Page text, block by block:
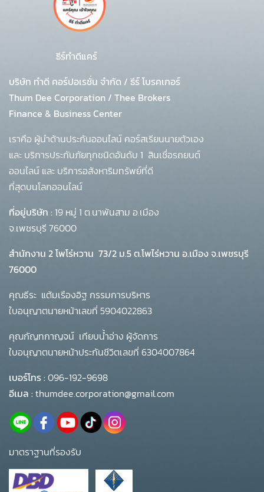
ธีร์ทำดีแคร์
บริษัท ทำดี คอร์ปอเรชั่น จำกัด / ธีร์ โบรคเกอร์
Thum Dee Corporation / Thee Brokers
Finance & Business Center
เราคือ ผู้นำด้านประกันออนไลน์ คอร์สเรียนนายตัวเอง
และ บริการประกันภัยทุกชนิดอันดับ 1 สินเชื่อรถยนต์
ออนไลน์ และ บริการอสังหาริมทรัพย์ที่ดี
ที่สุดบนโลกออนไลน์
ที่อยู่บริษัท : 19 หมู่ 1 ต.นาพันสาม อ.เมือง
จ.เพชรบุรี 76000
สำนักงาน 2 โพโร่หวาน 73/2 ม.5 ต.โพไร่หวาน อ.เมือง จ.เพชรบุรี
76000
คุณธีระ แต้มเรืองอิฐ กรรมการบริหาร
ใบอนุญาตนายหน้าเลขที่ 5904022863
คุณกัญทกาญจน์ เทียบน้ำอ่าง ผู้จัดการ
ใบอนุญาตนายหน้าประกันชีวิตเลขที่ 6304007864
เบอร์โทร :096-192-9698
อีเมล :thumdee.corporation@gmail.com
มาตราฐานที่รองรับ